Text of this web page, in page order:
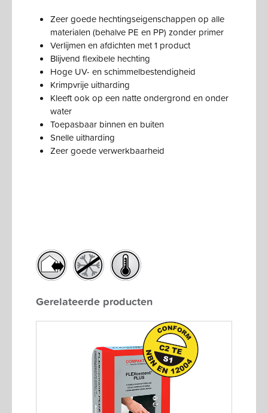
Zeer goede hechtingseigenschappen op alle
materialen (behalve PE en PP) zonder primer
Verlijmen en afdichten met 1 product
Blijvend flexibele hechting
Hoge UV- en schimmelbestendigheid
Krimpvrije uitharding
Kleeft ook op een natte ondergrond en onder
water
Toepasbaar binnen en buiten
Snelle uitharding
Zeer goede verwerkbaarheid
Gerelateerde producten